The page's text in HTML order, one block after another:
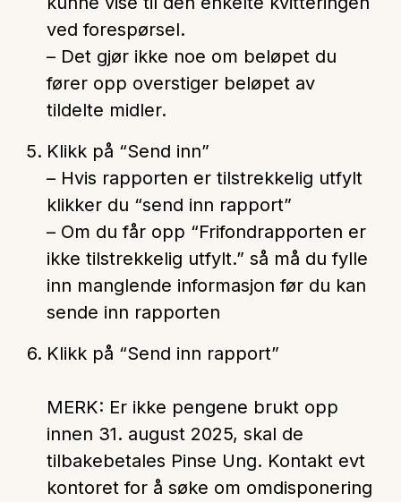
ved forespørsel.
– Det gjør ikke noe om beløpet du
fører opp overstiger beløpet av
tildelte midler.
Klikk på “Send inn”
– Hvis rapporten er tilstrekkelig utfylt
klikker du “send inn rapport”
– Om du får opp “Frifondrapporten er
ikke tilstrekkelig utfylt.” så må du fylle
inn manglende informasjon før du kan
sende inn rapporten
Klikk på “Send inn rapport”
MERK: Er ikke pengene brukt opp
innen 31. august 2025, skal de
tilbakebetales Pinse Ung. Kontakt evt
kontoret for å søke om omdisponering